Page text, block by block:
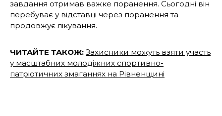
завдання отримав важке поранення. Сьогодні він
перебуває у відставці через поранення та
продовжує лікування.
ЧИТАЙТЕ ТАКОЖ: Захисники можуть взяти участь
у масштабних молодіжних спортивно-
патріотичних змаганнях на Рівненщині